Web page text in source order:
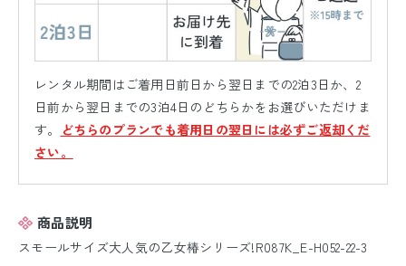
レンタル期間はご着用日前日から翌日までの2泊3日か、2
日前から翌日までの3泊4日のどちらかをお選びいただけま
す。
どちらのプランでも着用日の翌日には必ずご返却くだ
さい。
商品説明
スモールサイズ大人気の乙女椿シリーズ!R087K_E-H052-22-3